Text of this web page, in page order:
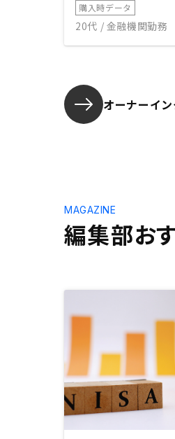
購入時データ
20代 / 金融機関勤務
オーナーイ
編集部お
MAGAZINE